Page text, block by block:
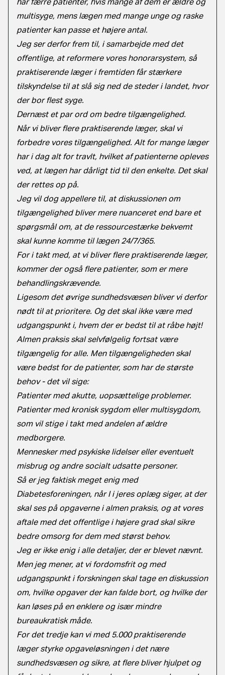
multisyge, mens lægen med mange unge og raske
patienter kan passe et højere antal.
Jeg ser derfor frem til, i samarbejde med det
offentlige, at reformere vores honorarsystem, så
praktiserende læger i fremtiden får stærkere
tilskyndelse til at slå sig ned de steder i landet, hvor
der bor flest syge.
Dernæst et par ord om bedre tilgængelighed.
Når vi bliver flere praktiserende læger, skal vi
forbedre vores tilgængelighed. Alt for mange læger
har i dag alt for travlt, hvilket af patienterne opleves
ved, at lægen har dårligt tid til den enkelte. Det skal
der rettes op på.
Jeg vil dog appellere til, at diskussionen om
tilgængelighed bliver mere nuanceret end bare et
spørgsmål om, at de ressourcestærke bekvemt
skal kunne komme til lægen 24/7/365.
For i takt med, at vi bliver flere praktiserende læger,
kommer der også flere patienter, som er mere
behandlingskrævende.
Ligesom det øvrige sundhedsvæsen bliver vi derfor
nødt til at prioritere. Og det skal ikke være med
udgangspunkt i, hvem der er bedst til at råbe højt!
Almen praksis skal selvfølgelig fortsat være
tilgængelig for alle. Men tilgængeligheden skal
være bedst for de patienter, som har de største
behov - det vil sige:
Patienter med akutte, uopsættelige problemer.
Patienter med kronisk sygdom eller multisygdom,
som vil stige i takt med andelen af ældre
medborgere.
Mennesker med psykiske lidelser eller eventuelt
misbrug og andre socialt udsatte personer.
Så er jeg faktisk meget enig med
Diabetesforeningen, når I i jeres oplæg siger, at der
skal ses på opgaverne i almen praksis, og at vores
aftale med det offentlige i højere grad skal sikre
bedre omsorg for dem med størst behov.
Jeg er ikke enig i alle detaljer, der er blevet nævnt.
Men jeg mener, at vi fordomsfrit og med
udgangspunkt i forskningen skal tage en diskussion
om, hvilke opgaver der kan falde bort, og hvilke der
kan løses på en enklere og især mindre
bureaukratisk måde.
For det tredje kan vi med 5.000 praktiserende
læger styrke opgaveløsningen i det nære
sundhedsvæsen og sikre, at flere bliver hjulpet og